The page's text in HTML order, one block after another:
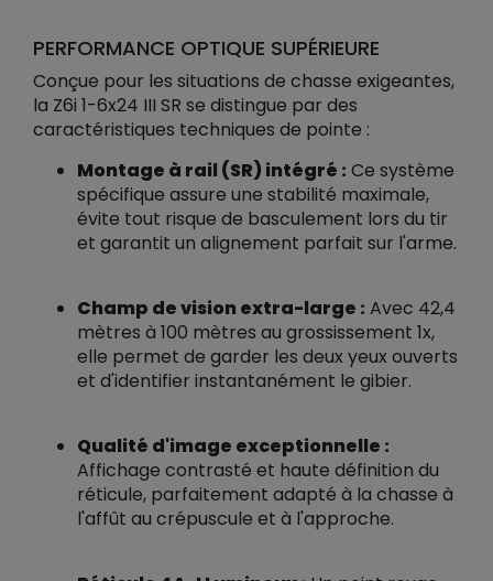
PERFORMANCE OPTIQUE SUPÉRIEURE
Conçue pour les situations de chasse exigeantes,
la Z6i 1-6x24 III SR se distingue par des
caractéristiques techniques de pointe :
Montage à rail (SR) intégré : Ce système
spécifique assure une stabilité maximale,
évite tout risque de basculement lors du tir
et garantit un alignement parfait sur l'arme.
Champ de vision extra-large : Avec 42,4
mètres à 100 mètres au grossissement 1x,
elle permet de garder les deux yeux ouverts
et d'identifier instantanément le gibier.
Qualité d'image exceptionnelle :
Affichage contrasté et haute définition du
réticule, parfaitement adapté à la chasse à
l'affût au crépuscule et à l'approche.